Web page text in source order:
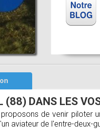
DANS LES
de venir piloter
aviateur de l'entre-deux-